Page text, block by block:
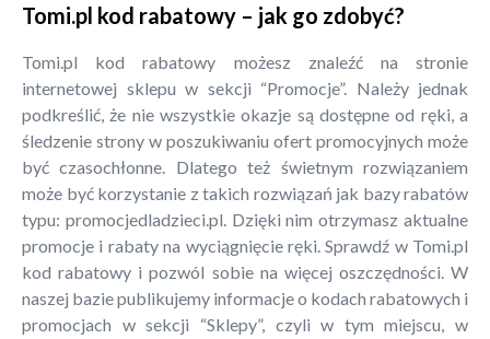
Tomi.pl kod rabatowy – jak go zdobyć?
Tomi.pl kod rabatowy możesz znaleźć na stronie
internetowej sklepu w sekcji “Promocje”. Należy jednak
podkreślić, że nie wszystkie okazje są dostępne od ręki, a
śledzenie strony w poszukiwaniu ofert promocyjnych może
być czasochłonne. Dlatego też świetnym rozwiązaniem
może być korzystanie z takich rozwiązań jak bazy rabatów
typu: promocjedladzieci.pl. Dzięki nim otrzymasz aktualne
promocje i rabaty na wyciągnięcie ręki. Sprawdź w Tomi.pl
kod rabatowy i pozwól sobie na więcej oszczędności. W
naszej bazie publikujemy informacje o kodach rabatowych i
promocjach w sekcji “Sklepy”, czyli w tym miejscu, w